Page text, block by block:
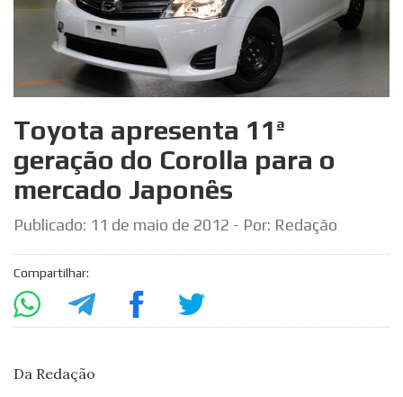
Toyota apresenta 11ª
geração do Corolla para o
mercado Japonês
Publicado: 11 de maio de 2012 - Por: Redação
Compartilhar:
Da Redação